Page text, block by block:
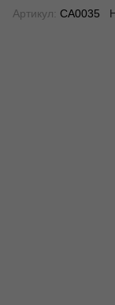
Артикул: CA0035